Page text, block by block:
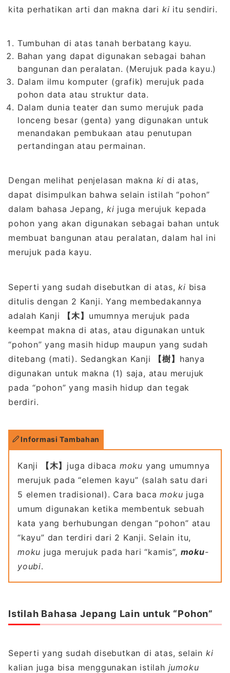
kita perhatikan arti dan makna dari ki itu sendiri.
Tumbuhan di atas tanah berbatang kayu.
Bahan yang dapat digunakan sebagai bahan
bangunan dan peralatan. (Merujuk pada kayu.)
Dalam ilmu komputer (grafik) merujuk pada
pohon data atau struktur data.
Dalam dunia teater dan sumo merujuk pada
lonceng besar (genta) yang digunakan untuk
menandakan pembukaan atau penutupan
pertandingan atau permainan.
Dengan melihat penjelasan makna kidi atas,
dapat disimpulkan bahwa selain istilah “pohon”
dalam bahasa Jepang, ki juga merujuk kepada
pohon yang akan digunakan sebagai bahan untuk
membuat bangunan atau peralatan, dalam hal ini
merujuk pada kayu.
Seperti yang sudah disebutkan di atas,ki bisa
ditulis dengan 2 Kanji. Yang membedakannya
adalah Kanji
【木】 umumnya merujuk pada
keempat makna di atas, atau digunakan untuk
“pohon” yang masih hidup maupun yang sudah
ditebang (mati). Sedangkan Kanji
【樹】 hanya
digunakan untuk makna (1) saja, atau merujuk
pada “pohon” yang masih hidup dan tegak
berdiri.
Informasi Tambahan
Kanji 【木】 juga dibaca moku yang umumnya
merujuk pada “elemen kayu” (salah satu dari
5 elemen tradisional). Cara bacamoku juga
umum digunakan ketika membentuk sebuah
kata yang berhubungan dengan “pohon” atau
“kayu” dan terdiri dari 2 Kanji. Selain itu,
moku juga merujuk pada hari “kamis”, moku-
youbi.
Istilah Bahasa Jepang Lain untuk “Pohon”
Seperti yang sudah disebutkan di atas, selain ki
kalian juga bisa menggunakan istilah jumoku